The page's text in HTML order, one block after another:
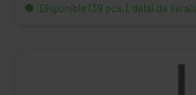
Disponible (39 pcs.), délai de